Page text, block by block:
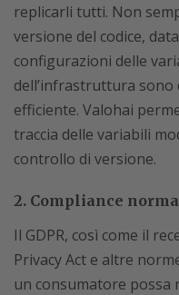
replicarli tutti. Non
versione del codice,
configurazioni delle
dell’infrastruttura sono
efficiente. Valohai
traccia delle variabili
controllo di versione.
2. Compliance
Il GDPR, così come il
Privacy Act e altre
un consumatore possa